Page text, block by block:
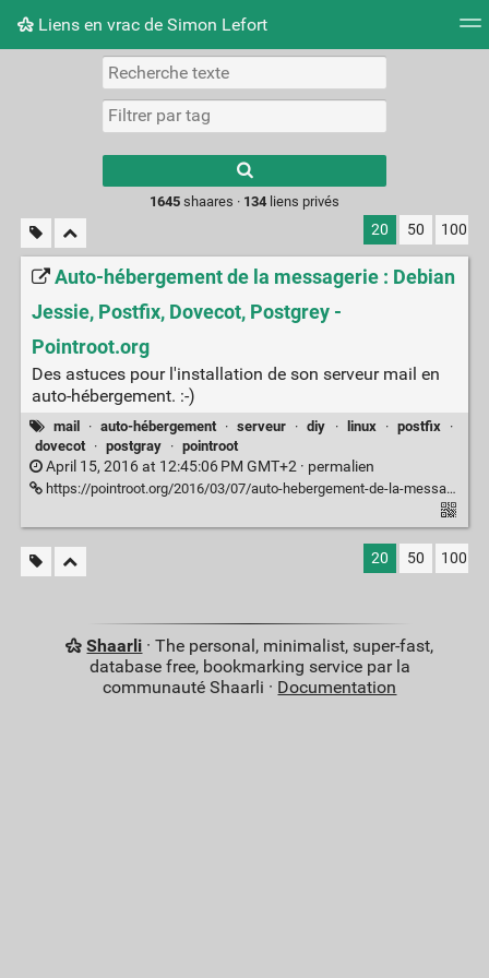
Liens en vrac de Simon Lefort
Nuage de tags Mur d'images
results.
1645shaares · 134liens privés
20 50 100
Auto-hébergement de la messagerie : Debian
Jessie, Postfix, Dovecot, Postgrey -
Pointroot.org
Des astuces pour l'installation de son serveur mail en
auto-hébergement. :-)
mail · auto-hébergement · serveur · diy · linux · postfix
·
dovecot
· postgray · pointroot
April 15, 2016 at 12:45:06 PM GMT+2 · permalien
https://pointroot.org/2016/03/07/auto-hebergement-de-la-messagerie-debian-jessie-postfix-dovecot-postgrey/
20 50 100
Shaarli · The personal, minimalist, super-fast,
database free, bookmarking service par la
communauté Shaarli · Documentation